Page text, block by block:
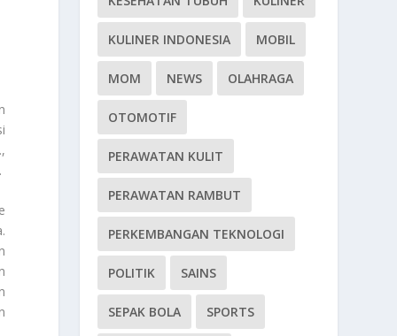
KULINER INDONESIA MOBIL
MOM NEWS OLAHRAGA
OTOMOTIF
PERAWATAN KULIT
PERAWATAN RAMBUT
PERKEMBANGAN TEKNOLOGI
POLITIK SAINS
SEPAK BOLA SPORTS